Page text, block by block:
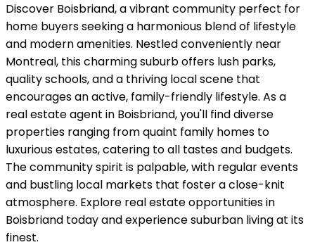
Discover Boisbriand, a vibrant community perfect for
home buyers seeking a harmonious blend of lifestyle
and modern amenities. Nestled conveniently near
Montreal, this charming suburb offers lush parks,
quality schools, and a thriving local scene that
encourages an active, family-friendly lifestyle. As a
real estate agent in Boisbriand, you'll find diverse
properties ranging from quaint family homes to
luxurious estates, catering to all tastes and budgets.
The community spirit is palpable, with regular events
and bustling local markets that foster a close-knit
atmosphere. Explore real estate opportunities in
Boisbriand today and experience suburban living at its
finest.